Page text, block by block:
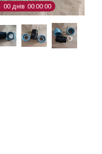
00 днів 00 00 00